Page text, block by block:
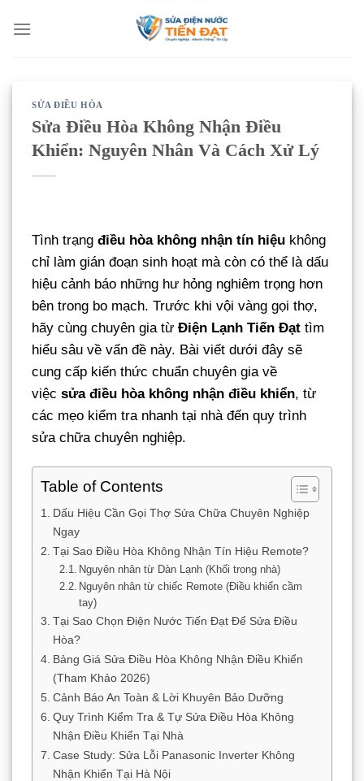
qua
SỬA ĐIỀU HÒA
Sửa Điều Hòa Không Nhận Điều
Khiển: Nguyên Nhân Và Cách Xử Lý
Tình trạng điều hòa không nhận tín hiệu không
chỉ làm gián đoạn sinh hoạt mà còn có thể là dấu
hiệu cảnh báo những hư hỏng nghiêm trọng hơn
bên trong bo mạch. Trước khi vội vàng gọi thợ,
hãy cùng chuyên gia từ Điện Lạnh Tiến Đạt tìm
hiểu sâu về vấn đề này. Bài viết dưới đây sẽ
cung cấp kiến thức chuẩn chuyên gia về
việc sửa điều hòa không nhận điều khiển, từ
các mẹo kiểm tra nhanh tại nhà đến quy trình
sửa chữa chuyên nghiệp.
Table of Contents
Dấu Hiệu Cần Gọi Thợ Sửa Chữa Chuyên Nghiệp
Ngay
Tại Sao Điều Hòa Không Nhận Tín Hiệu Remote?
Nguyên nhân từ Dàn Lạnh (Khối trong nhà)
Nguyên nhân từ chiếc Remote (Điều khiển cầm
tay)
Tại Sao Chọn Điện Nước Tiến Đạt Để Sửa Điều
Hòa?
Bảng Giá Sửa Điều Hòa Không Nhận Điều Khiển
(Tham Khảo 2026)
Cảnh Báo An Toàn & Lời Khuyên Bảo Dưỡng
Quy Trình Kiểm Tra & Tự Sửa Điều Hòa Không
Nhận Điều Khiển Tại Nhà
Case Study: Sửa Lỗi Panasonic Inverter Không
Nhận Khiển Tại Hà Nội